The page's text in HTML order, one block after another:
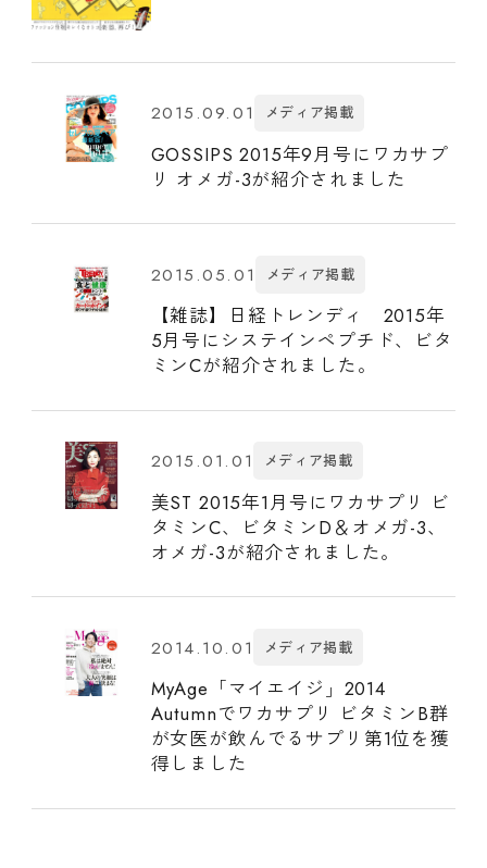
2015.09.01 メディア掲載
GOSSIPS 2015年9月号にワカサプ
リ オメガ-3が紹介されました
2015.05.01 メディア掲載
【雑誌】日経トレンディ 2015年
5月号にシステインペプチド、ビタ
ミンCが紹介されました。
2015.01.01 メディア掲載
美ST 2015年1月号にワカサプリ ビ
タミンC、ビタミンD＆オメガ-3、
オメガ-3が紹介されました。
2014.10.01 メディア掲載
MyAge「マイエイジ」2014
Autumnでワカサプリ ビタミンB群
が女医が飲んでるサプリ第1位を獲
得しました